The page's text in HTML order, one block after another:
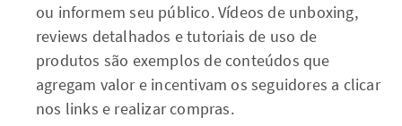
ou informem seu público. Vídeos de unboxing,
reviews detalhados e tutoriais de uso de
produtos são exemplos de conteúdos que
agregam valor e incentivam os seguidores a clicar
nos links e realizar compras.